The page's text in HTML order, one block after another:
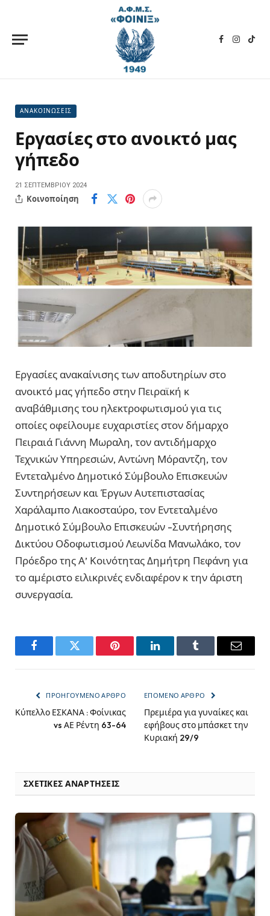
Facebook
ΑΝΑΚΟΙΝΩΣΕΙΣ
Εργασίες στο ανοικτό μας
γήπεδο
21 ΣΕΠΤΕΜΒΡΊΟΥ 2024
Κοινοποίηση
Εργασίες ανακαίνισης των αποδυτηρίων στο
ανοικτό μας γήπεδο στην Πειραϊκή κ
αναβάθμισης του ηλεκτροφωτισμού για τις
οποίες οφείλουμε ευχαριστίες στον δήμαρχο
Πειραιά Γιάννη Μωραλη, τον αντιδήμαρχο
Τεχνικών Υπηρεσιών, Αντώνη Μόραντζη, τον
Εντεταλμένο Δημοτικό Σύμβουλο Επισκευών
Συντηρήσεων και Έργων Αυτεπιστασίας
Χαράλαμπο Λιακοσταύρο, τον Εντεταλμένο
Δημοτικό Σύμβουλο Επισκευών -Συντήρησης
Δικτύου Οδοφωτισμού Λεωνίδα Μανωλάκο, τον
Πρόεδρο της Α’ Κοινότητας Δημήτρη Πεφάνη για
το αμέριστο ειλικρινές ενδιαφέρον κ την άριστη
συνεργασία.
FacebookTwitter Pinterest LinkedInTumblr Email
ΠΡΟΗΓΟΎΜΕΝΟ ΆΡΘΡΟ
Κύπελλο ΕΣΚΑΝΑ : Φοίνικας
vs ΑΕ Ρέντη 63-64
ΕΠΌΜΕΝΟ ΆΡΘΡΟ
Πρεμιέρα για γυναίκες και
εφήβους στο μπάσκετ την
Κυριακή 29/9
ΣΧΕΤΙΚΈΣ ΑΝΑΡΤΉΣΕΙΣ